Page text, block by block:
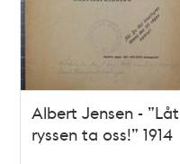
Albert Jensen - ”Låt
ryssen ta oss!” 1914